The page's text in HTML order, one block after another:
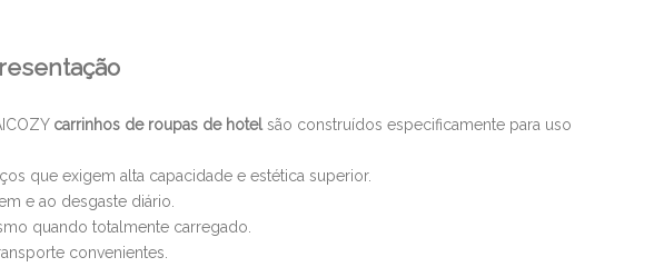
carrinhos de roupas de hotel são construídos especificamente para uso
que exigem alta capacidade e estética superior.
e ao desgaste diário.
quando totalmente carregado.
convenientes.